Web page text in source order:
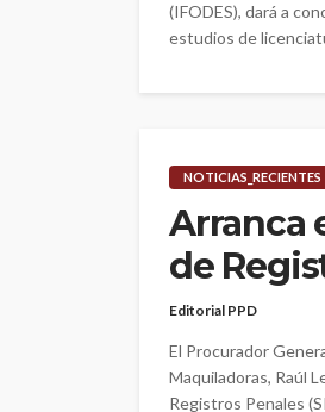
(IFODES), dará a
estudios de
NOTICIAS_RECIENTES
Arranca
de
Editorial PPD
El Procurador
Maquiladoras, Raúl
Registros Penales